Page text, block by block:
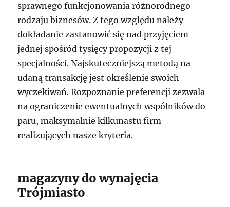
sprawnego funkcjonowania różnorodnego
rodzaju biznesów. Z tego względu należy
dokładanie zastanowić się nad przyjęciem
jednej spośród tysięcy propozycji z tej
specjalności. Najskuteczniejszą metodą na
udaną transakcję jest określenie swoich
wyczekiwań. Rozpoznanie preferencji zezwala
na ograniczenie ewentualnych wspólników do
paru, maksymalnie kilkunastu firm
realizujących nasze kryteria.
magazyny do wynajęcia
Trójmiasto